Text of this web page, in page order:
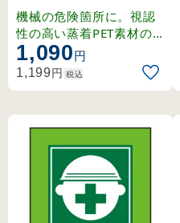
(47207)
機械の危険箇所に。視認
性の高い蒸着PET素材の危
険予知標示。
1,090円
1,199円 税込